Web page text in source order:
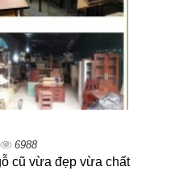
6988
cũ vừa đẹp vừa chất